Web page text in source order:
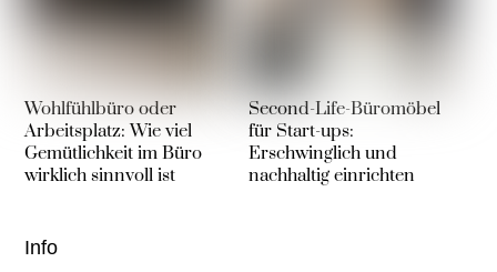
Wohlfühlbüro oder
Arbeitsplatz: Wie viel
Gemütlichkeit im Büro
wirklich sinnvoll ist
Second-Life-Büromöbel
für Start-ups:
Erschwinglich und
nachhaltig einrichten
Info